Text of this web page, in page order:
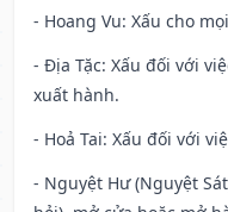
- Hoang Vu: Xấu cho
- Địa Tặc: Xấu đối với
xuất hành.
- Hoả Tai: Xấu đối với
- Nguyệt Hư (Nguyệt